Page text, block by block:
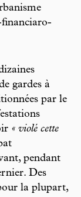
financiaro-
gardes à
par le
« violé cette
pendant
Des
la plupart,